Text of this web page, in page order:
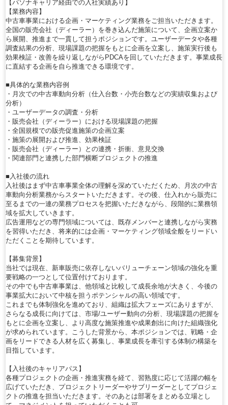
【パソナキャリア経由での入社実績あり】
【業務内容】
中古車事業における企画・マーケティング業務をご担当いただきます。
全国の販売会社（ディーラー）を巻き込んだ施策について、企画立案か
ら展開、推進まで一貫して担うポジションです。ユーザーデータや各種
調査結果の分析、現場課題の把握をもとに企画を立案し、施策実行後も
効果検証・改善を繰り返しながらPDCAを回していただきます。事業成長
に直結する企画を自ら推進できる環境です。
■具体的な業務内容例
・月次での中古車動向分析（仕入台数・小売台数などの実績収集および
分析）
・ユーザーデータの調査・分析
・販売会社（ディーラー）における現場課題の把握
・全国規模での販売促進施策の企画立案
・施策の展開および推進、効果検証
・販売会社（ディーラー）との連携・折衝、意見交換
・関連部門と連携した部門横断プロジェクトの推進
■入社後の流れ
入社後はまず中古車事業全体の理解を深めていただくため、月次の中古
車動向分析業務からスタートいただきます。その後、仕入れから販売に
至るまでの一連の業務プロセスを把握いただきながら、段階的に業務領
域を拡大していきます。
広告運用などの専門領域については、既存メンバーと連携しながら実務
を習得いただき、将来的には企画・マーケティング領域全般をリードい
ただくことを期待しています。
【募集背景】
当社では現在、新車販売に依存しないバリューチェーン領域の強化を重
要戦略の一つとして位置付けております。
その中でも中古車事業は、他領域と比較して成長余地が大きく、今後の
事業拡大において中核を担うポテンシャルの高い領域です。
これまでも体制強化を進めており、組織は拡大フェーズにありますが、
さらなる成長に向けては、市場/ユーザー動向の分析、現場課題の把握を
もとに企画を立案し、より高度な施策推進や成果創出に向けた組織強化
が求められています。こうした背景から、本ポジションでは、戦略・企
画をリードできる人材を広く募集し、事業成長を牽引する体制の構築を
目指しています。
【入社後のキャリアパス】
各種プロジェクトの企画・推進実務を経て、習熟度に応じて活躍の幅を
広げていただき、プロジェクトリーダーやサブリーダーとしてプロジェ
クトの推進を担当いただきます。そのあとは部署をまとめる立場とし